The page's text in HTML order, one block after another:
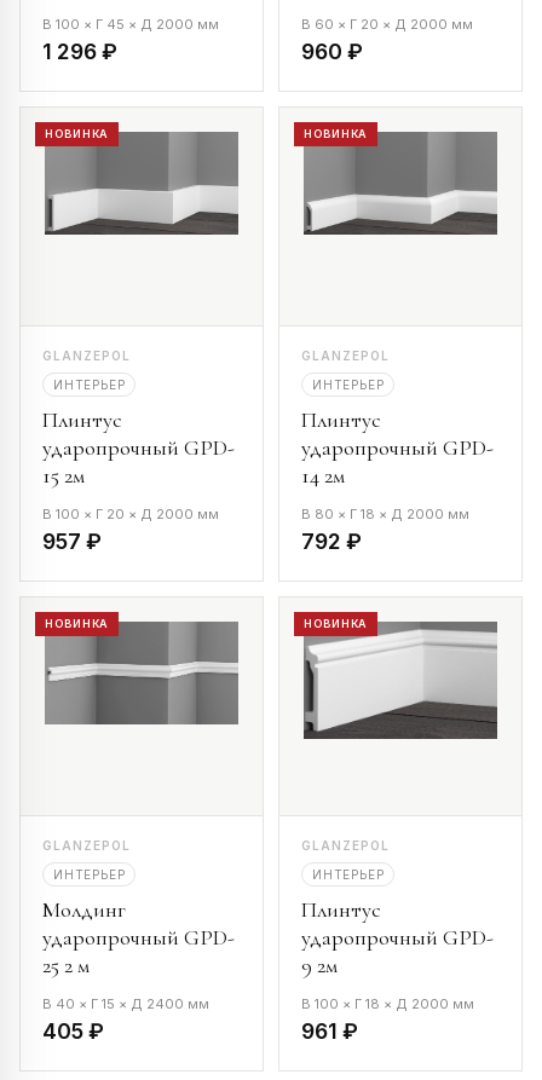
В 100 × Г 45 × Д 2000 мм
1 296 ₽
В 60 × Г 20 × Д 2000 мм
960 ₽
НОВИНКА
GLANZEPOL
ИНТЕРЬЕР
Плинтус
ударопрочный GPD-
15 2м
В 100 × Г 20 × Д 2000 мм
957 ₽
НОВИНКА
GLANZEPOL
ИНТЕРЬЕР
Плинтус
ударопрочный GPD-
14 2м
В 80 × Г 18 × Д 2000 мм
792 ₽
НОВИНКА
GLANZEPOL
ИНТЕРЬЕР
Молдинг
ударопрочный GPD-
25 2 м
В 40 × Г 15 × Д 2400 мм
405 ₽
НОВИНКА
GLANZEPOL
ИНТЕРЬЕР
Плинтус
ударопрочный GPD-
9 2м
В 100 × Г 18 × Д 2000 мм
961 ₽